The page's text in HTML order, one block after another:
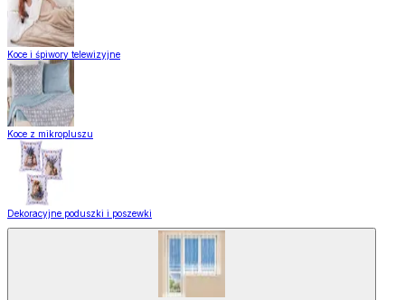
Koce i śpiwory telewizyjne
Koce z mikropluszu
Dekoracyjne poduszki i poszewki